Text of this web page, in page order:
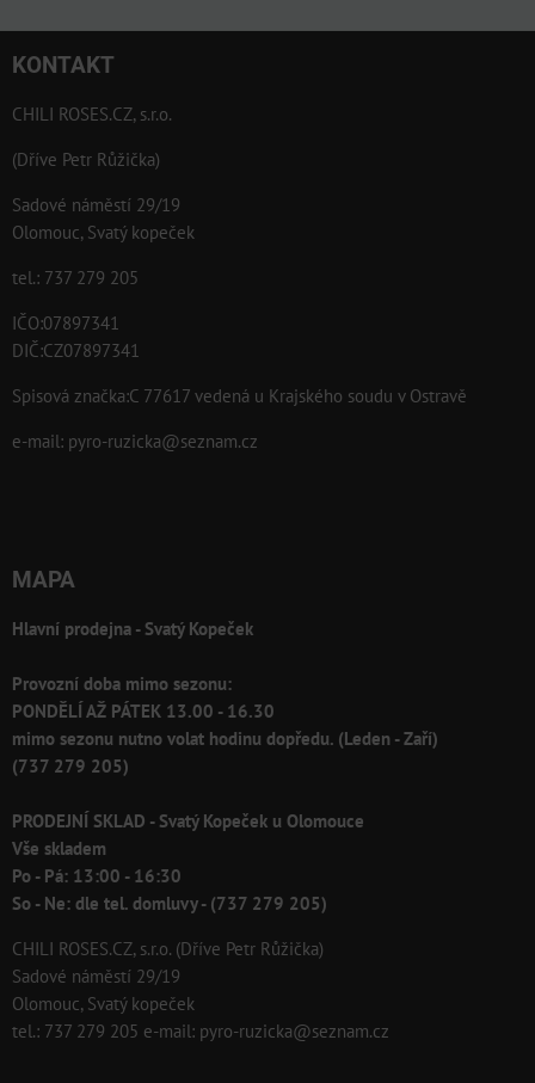
KONTAKT
CHILI ROSES.CZ, s.r.o.
(Dříve Petr Růžička)
Sadové náměstí 29/19
Olomouc, Svatý kopeček
tel.: 737 279 205
IČO:07897341
DIČ:CZ07897341
Spisová značka:C 77617 vedená u Krajského soudu v Ostravě
e-mail: pyro-ruzicka@seznam.cz
MAPA
Hlavní prodejna - Svatý Kopeček
Provozní doba mimo sezonu:
PONDĚLÍ AŽ PÁTEK 13.00 - 16.30
mimo sezonu nutno volat hodinu dopředu. (Leden - Zaří)
(737 279 205)
PRODEJNÍ SKLAD - Svatý Kopeček u Olomouce
Vše skladem
Po - Pá: 13:00 - 16:30
So - Ne: dle tel. domluvy - (737 279 205)
CHILI ROSES.CZ, s.r.o. (Dříve Petr Růžička)
Sadové náměstí 29/19
Olomouc, Svatý kopeček
tel.: 737 279 205 e-mail: pyro-ruzicka@seznam.cz